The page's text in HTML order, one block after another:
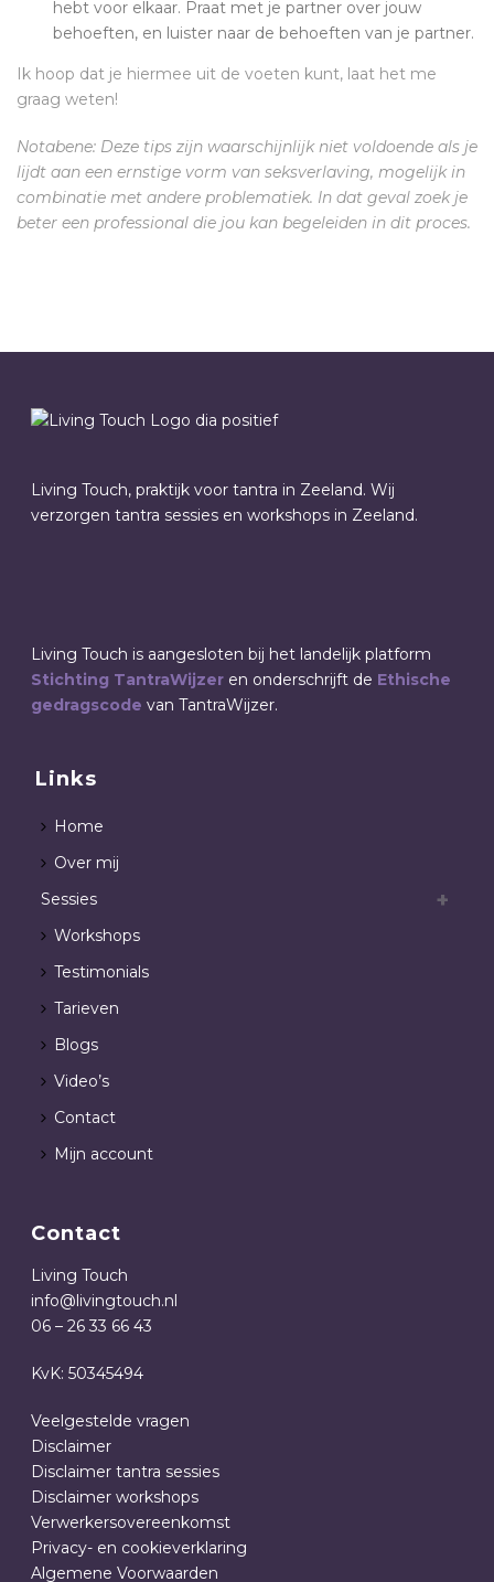
hebt voor elkaar. Praat met je partner over jouw
behoeften, en luister naar de behoeften van je partner.
Ik hoop dat je hiermee uit de voeten kunt, laat het me
graag weten!
Notabene: Deze tips zijn waarschijnlijk niet voldoende als je
lijdt aan een ernstige vorm van seksverlaving, mogelijk in
combinatie met andere problematiek. In dat geval zoek je
beter een professional die jou kan begeleiden in dit proces.
Living Touch, praktijk voor tantra in Zeeland. Wij
verzorgen tantra sessies en workshops in Zeeland.
Living Touch is aangesloten bij het landelijk platform
Stichting TantraWijzer en onderschrijft de Ethische
gedragscode van TantraWijzer.
Links
Home
Over mij
Sessies
Workshops
Testimonials
Tarieven
Blogs
Video’s
Contact
Mijn account
Contact
Living Touch
info@livingtouch.nl
06 – 26 33 66 43
KvK: 50345494
Veelgestelde vragen
Disclaimer
Disclaimer tantra sessies
Disclaimer workshops
Verwerkersovereenkomst
Privacy- en cookieverklaring
Algemene Voorwaarden